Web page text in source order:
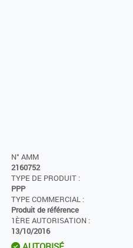
N° AMM
2160752
TYPE DE PRODUIT :
PPP
TYPE COMMERCIAL :
Produit de référence
1ÈRE AUTORISATION :
13/10/2016